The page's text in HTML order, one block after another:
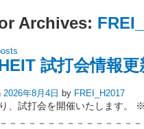
Archives:
試打会情報更
2026年8月4日 by FREI_H2017
、試打会を開催いたします。
－－－－－－－－－－－－－